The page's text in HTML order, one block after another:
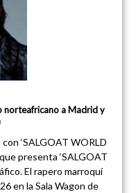
norteafricano a Madrid y
‘SALGOAT WORLD
presenta ‘SALGOAT
El rapero marroquí
en la Sala Wagon de